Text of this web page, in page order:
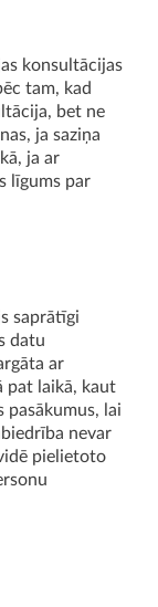
konsultācijas
tam, kad
bet ne
ja saziņa
ja ar
līgums par
saprātīgi
datu
ar
pat laikā, kaut
pasākumus, lai
nevar
pielietoto